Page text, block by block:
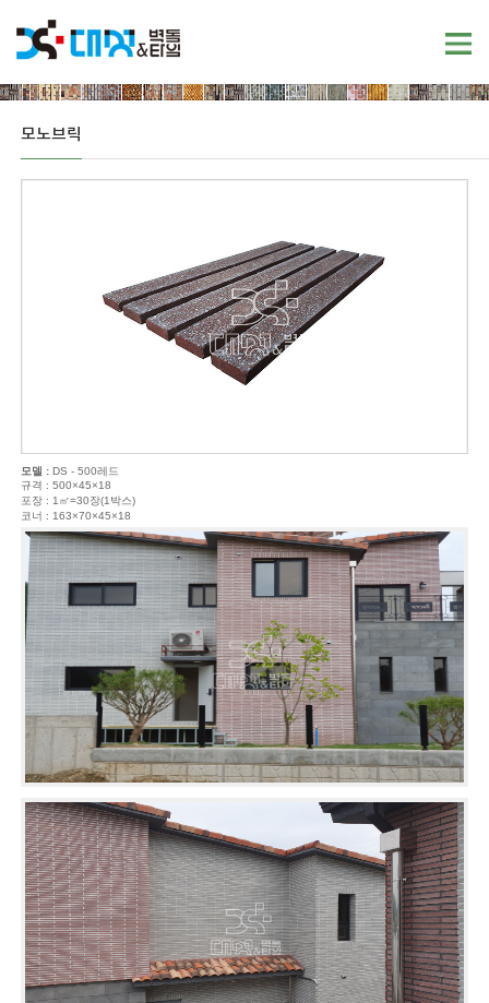
모노브릭
모델 :DS - 500레드
규격 : 500×45×18
포장 : 1㎡=30장(1박스)
코너 : 163×70×45×18